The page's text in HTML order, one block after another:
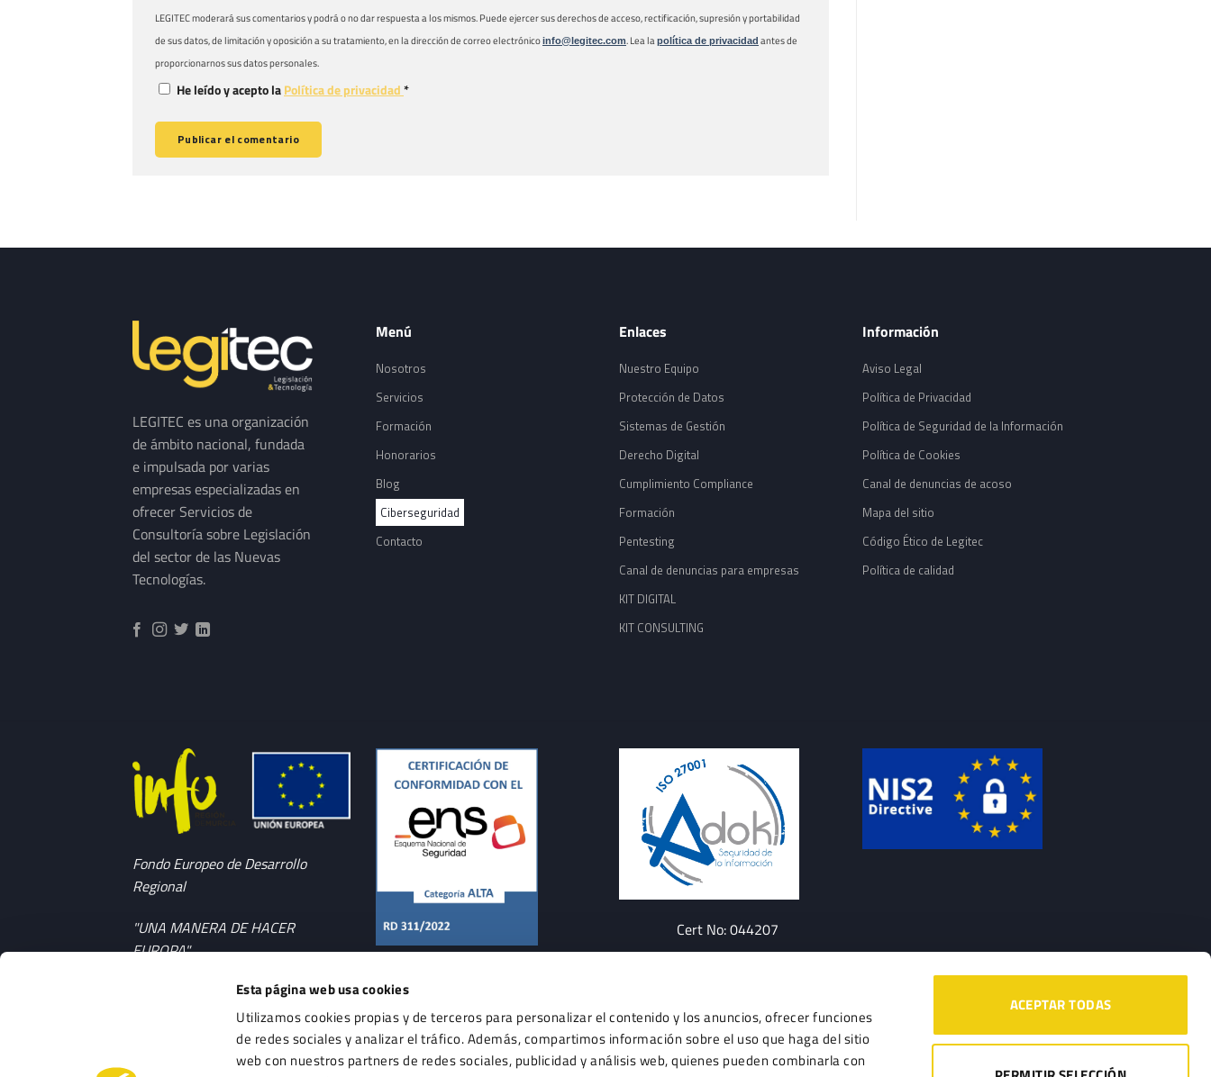
Esta página web usa cookies
Utilizamos cookies propias y de terceros para personalizar el contenido y los anuncios, ofrecer funciones
de redes sociales y analizar el tráfico. Además, compartimos información sobre el uso que haga del sitio
web con nuestros partners de redes sociales, publicidad y análisis web, quienes pueden combinarla con
ACEPTAR TODAS
LEGITEC moderará sus comentarios y podrá o no dar respuesta a los mismos. Puede ejercer sus derechos de acceso, rectificación, supresión y portabilidad
de sus datos, de limitación y oposición a su tratamiento, en la dirección de correo electrónicoinfo@legitec.com. Lea lapolítica de privacidad antes de
proporcionarnos sus datos personales.
He leído y acepto laPolítica de privacidad*
LEGITEC es una organización
de ámbito nacional, fundada
e impulsada por varias
empresas especializadas en
ofrecer Servicios de
Consultoría sobre Legislación
del sector de las Nuevas
Tecnologías.
Menú
Nosotros
Servicios
Formación
Honorarios
Blog
Ciberseguridad
Contacto
Enlaces
Nuestro Equipo
Protección de Datos
Sistemas de Gestión
Derecho Digital
Cumplimiento Compliance
Formación
Pentesting
Canal de denuncias para empresas
KIT DIGITAL
KIT CONSULTING
Información
Aviso Legal
Política de Privacidad
Política de Seguridad de la Información
Política de Cookies
Canal de denuncias de acoso
Mapa del sitio
Código Ético de Legitec
Política de calidad
Fondo Europeo de Desarrollo
Regional
"UNA MANERA DE HACER
EUROPA"
Cofinanciado por fondos FEDER y
Info Región de Murcia
Expediente: 2020.07.ITCO.000151
Cert No: 044207